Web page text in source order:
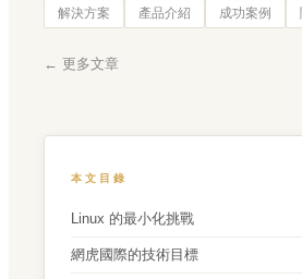
解決方案 產品介紹 成功案例
← 更多文章
本文目錄
Linux 的最小化挑戰
網虎國際的技術目標